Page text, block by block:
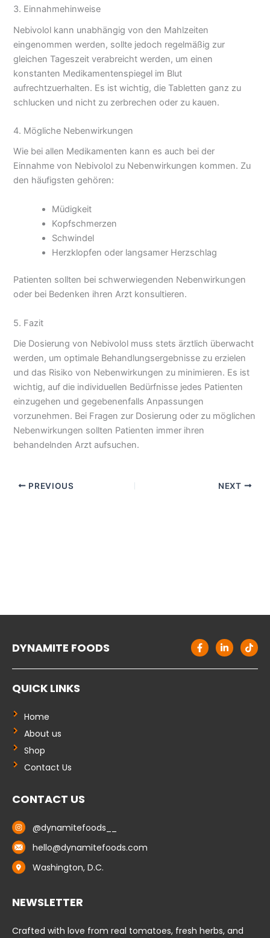
3. Einnahmehinweise
Nebivolol kann unabhängig von den Mahlzeiten
eingenommen werden, sollte jedoch regelmäßig zur
gleichen Tageszeit verabreicht werden, um einen
konstanten Medikamentenspiegel im Blut
aufrechtzuerhalten. Es ist wichtig, die Tabletten ganz zu
schlucken und nicht zu zerbrechen oder zu kauen.
4. Mögliche Nebenwirkungen
Wie bei allen Medikamenten kann es auch bei der
Einnahme von Nebivolol zu Nebenwirkungen kommen. Zu
den häufigsten gehören:
Müdigkeit
Kopfschmerzen
Schwindel
Herzklopfen oder langsamer Herzschlag
Patienten sollten bei schwerwiegenden Nebenwirkungen
oder bei Bedenken ihren Arzt konsultieren.
5. Fazit
Die Dosierung von Nebivolol muss stets ärztlich überwacht
werden, um optimale Behandlungsergebnisse zu erzielen
und das Risiko von Nebenwirkungen zu minimieren. Es ist
wichtig, auf die individuellen Bedürfnisse jedes Patienten
einzugehen und gegebenenfalls Anpassungen
vorzunehmen. Bei Fragen zur Dosierung oder zu möglichen
Nebenwirkungen sollten Patienten immer ihren
behandelnden Arzt aufsuchen.
PREVIOUS NEXT
DYNAMITE FOODS F
a
e
L
i
k
T
i
t
QUICK LINKS
Home
About us
Shop
Contact Us
CONTACT US
@dynamitefoods__
hello@dynamitefoods.com
Washington, D.C.
NEWSLETTER
Crafted with love from real tomatoes, fresh herbs, and